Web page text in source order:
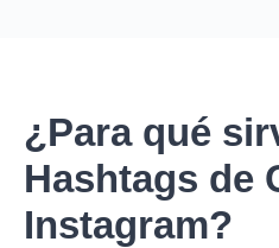
¿Para qué
Hashtags de
Instagram?